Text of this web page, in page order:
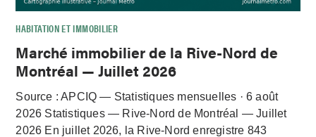
HABITATION ET IMMOBILIER
Marché immobilier de la Rive-Nord de
Montréal — Juillet 2026
Source : APCIQ — Statistiques mensuelles · 6 août
2026 Statistiques — Rive-Nord de Montréal — Juillet
2026 En juillet 2026, la Rive-Nord enregistre 843